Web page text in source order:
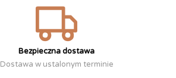
Bezpieczna dostawa
Dostawa w ustalonym terminie